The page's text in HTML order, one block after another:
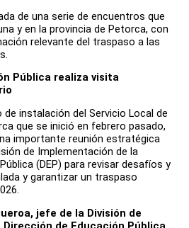
de una serie de encuentros que
y en la provincia de Petorca, con
relevante del traspaso a las
Pública realiza visita
instalación del Servicio Local de
que se inició en febrero pasado,
importante reunión estratégica
de Implementación de la
(DEP) para revisar desafíos y
y garantizar un traspaso
jefe de la División de